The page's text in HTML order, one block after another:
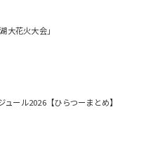
大花火大会」
ール2026【ひらつーまとめ】